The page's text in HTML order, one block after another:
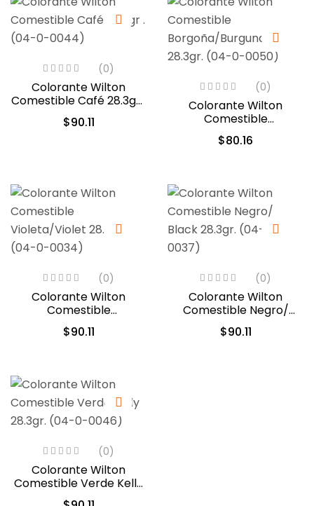
(0)
Colorante Wilton
Comestible Café 28.3gr .
(04-0-0044)
$90.11
(0)
Colorante Wilton
Comestible
Borgoña/Burgundy
28.3gr. (04-0-0050)
$80.16
(0)
Colorante Wilton
Comestible
Violeta/Violet 28.3gr.
(04-0-0034)
$90.11
(0)
Colorante Wilton
Comestible Negro/
Black 28.3gr. (04-0-
0037)
$90.11
(0)
Colorante Wilton
Comestible Verde Kelly
28.3gr. (04-0-0046)